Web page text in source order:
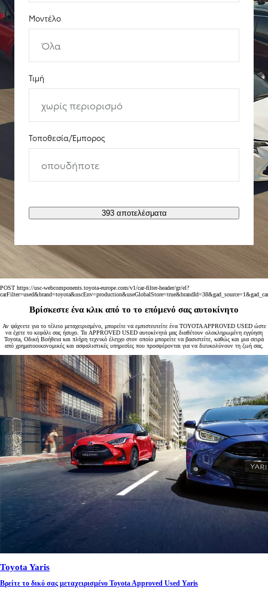
Μοντέλο
Όλα
Τιμή
χωρίς περιορισμό
Τοποθεσία/Έμπορος
οπουδήποτε
393 αποτελέσματα
POST https://usc-webcomponents.toyota-europe.com/v1/car-filter-header/gr/el?
Βρίσκεστε ένα κλικ από το το επόμενό σας αυτοκίνητο
Αν ψάχνετε για το τέλειο μεταχειρισμένο, μπορείτε να εμπιστευτείτε ένα TOYOTA APPROVED USED ώστε
να έχετε το κεφάλι σας ήσυχο. Τα APPROVED USED αυτοκίνητά μας διαθέτουν ολοκληρωμένη εγγύηση
Toyota, Οδική Βοήθεια και πλήρη τεχνικό έλεγχο στον οποίο μπορείτε να βασιστείτε, καθώς και μια σειρά
από χρηματοοικονομικές και ασφαλιστικές υπηρεσίες που προσφέρονται για να διευκολύνουν τη ζωή σας.
Toyota Yaris
Βρείτε το δικό σας μεταχειρισμένο Toyota Approved Used Yaris